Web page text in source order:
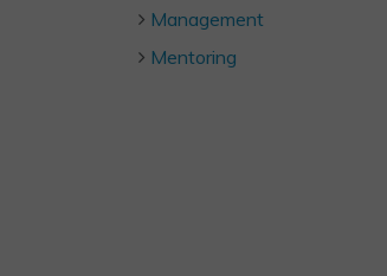
Management
Mentoring